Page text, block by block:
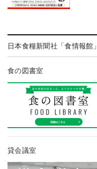
日本食糧新聞社「食情報館」
食の図書室
貸会議室